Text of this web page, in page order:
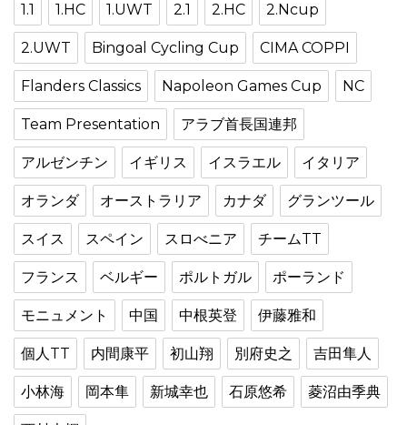
1.1 1.HC 1.UWT 2.1 2.HC 2.Ncup
2.UWT Bingoal Cycling Cup CIMA COPPI
Flanders Classics Napoleon Games Cup NC
Team Presentation アラブ首長国連邦
アルゼンチン イギリス イスラエル イタリア
オランダ オーストラリア カナダ グランツール
スイス スペイン スロべニア チームTT
フランス ベルギー ポルトガル ポーランド
モニュメント 中国 中根英登 伊藤雅和
個人TT 内間康平 初山翔 別府史之 吉田隼人
小林海 岡本隼 新城幸也 石原悠希 菱沼由季典